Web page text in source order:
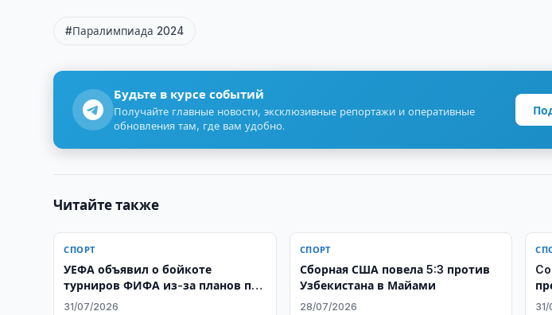
#Паралимпиада 2024
Будьте в курсе событий
Получайте главные новости, эксклюзивные репортажи и оперативные
обновления там, где вам удобно.
Читайте также
СПОРТ
УЕФА объявил о бойкоте
турниров ФИФА из-за планов по
ЧМ
31/07/2026
СПОРТ
Сборная США повела 5:3 против
Узбекистана в Майами
28/07/2026